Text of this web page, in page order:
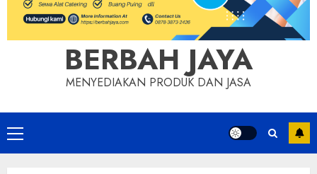
BERBAH JAYA
MENYEDIAKAN PRODUK DAN JASA
Primary
Menu